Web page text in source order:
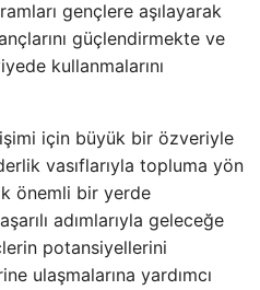
gençlere aşılayarak
güçlendirmekte ve
kullanmalarını
için büyük bir özveriyle
vasıflarıyla topluma yön
önemli bir yerde
adımlarıyla geleceğe
potansiyellerini
ulaşmalarına yardımcı